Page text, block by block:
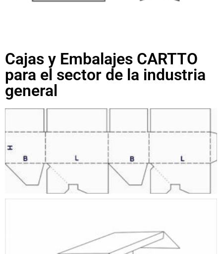
Cajas y Embalajes CARTTO
para el sector de la industria
general